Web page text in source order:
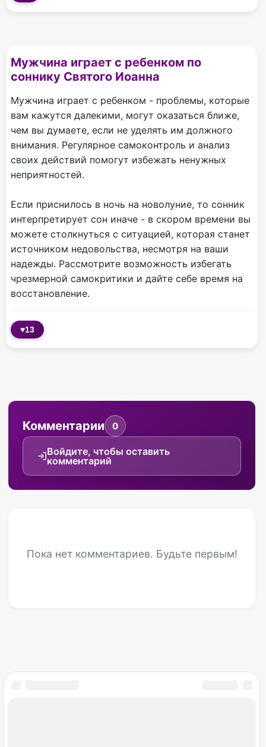
Мужчина играет с ребенком по
соннику Святого Иоанна
Мужчина играет с ребенком - проблемы, которые
вам кажутся далекими, могут оказаться ближе,
чем вы думаете, если не уделять им должного
внимания. Регулярное самоконтроль и анализ
своих действий помогут избежать ненужных
неприятностей.
Если приснилось в ночь на новолуние, то сонник
интерпретирует сон иначе - в скором времени вы
можете столкнуться с ситуацией, которая станет
источником недовольства, несмотря на ваши
надежды. Рассмотрите возможность избегать
чрезмерной самокритики и дайте себе время на
восстановление.
♥13
Комментарии 0
Войдите, чтобы оставить
комментарий
Пока нет комментариев. Будьте первым!